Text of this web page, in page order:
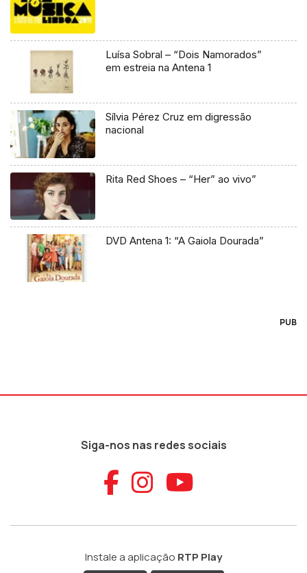
Luísa Sobral – “Dois Namorados”
em estreia na Antena 1
Sílvia Pérez Cruz em digressão
nacional
Rita Red Shoes – “Her” ao vivo”
DVD Antena 1: “A Gaiola Dourada”
PUB
Siga-nos nas redes sociais
Aceder ao
Aceder ao
Aceder
Instale a aplicação RTP Play